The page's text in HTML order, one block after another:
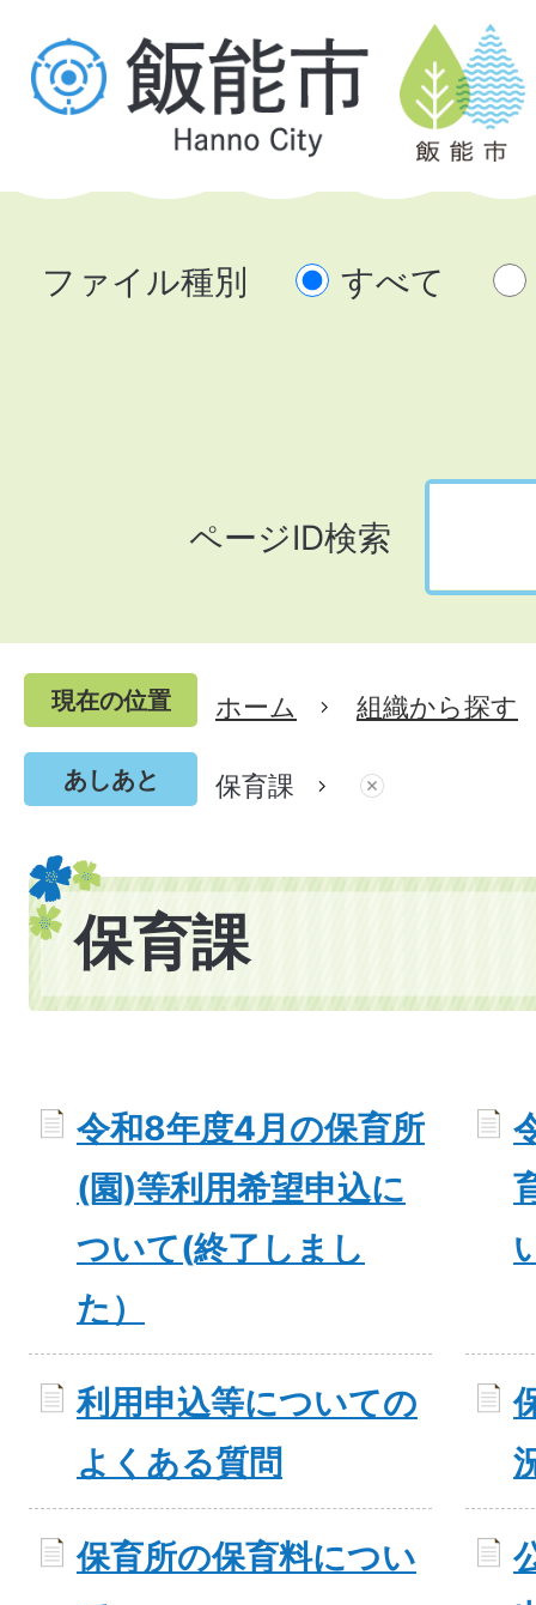
ファイル種別 すべて
ページID検索
現在の位置 ホーム 組織から探す
あしあと 保育課
保育課
令和8年度4月の保育所
(園)等利用希望申込に
ついて(終了しまし
た）
利用申込等についての
よくある質問
保育所の保育料につい